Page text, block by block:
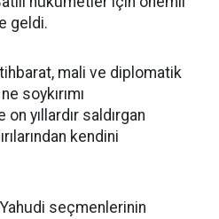
geldi.
mali ve diplomatik
soykırımı
yıllardır saldırgan
kendini
seçmenlerinin